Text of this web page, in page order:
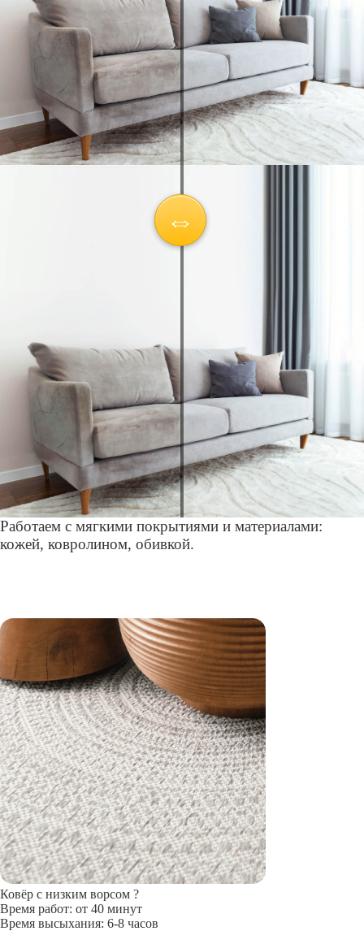
Работаем с мягкими покрытиями и материалами:
кожей, ковролином, обивкой.
Ковёр с низким ворсом ?
Время работ: от 40 минут
Время высыхания: 6-8 часов